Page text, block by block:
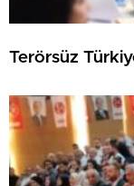
Terörsüz